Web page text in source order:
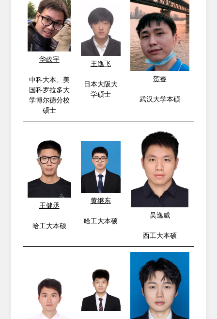
华政宇
中科大本、美
国科罗拉多大
学博尔德分校
硕士
王逸飞
日本大阪大
学硕士
贺睿
武汉大学本硕
王健丞
哈工大本硕
黄继东
哈工大本硕
吴逸威
西工大本硕